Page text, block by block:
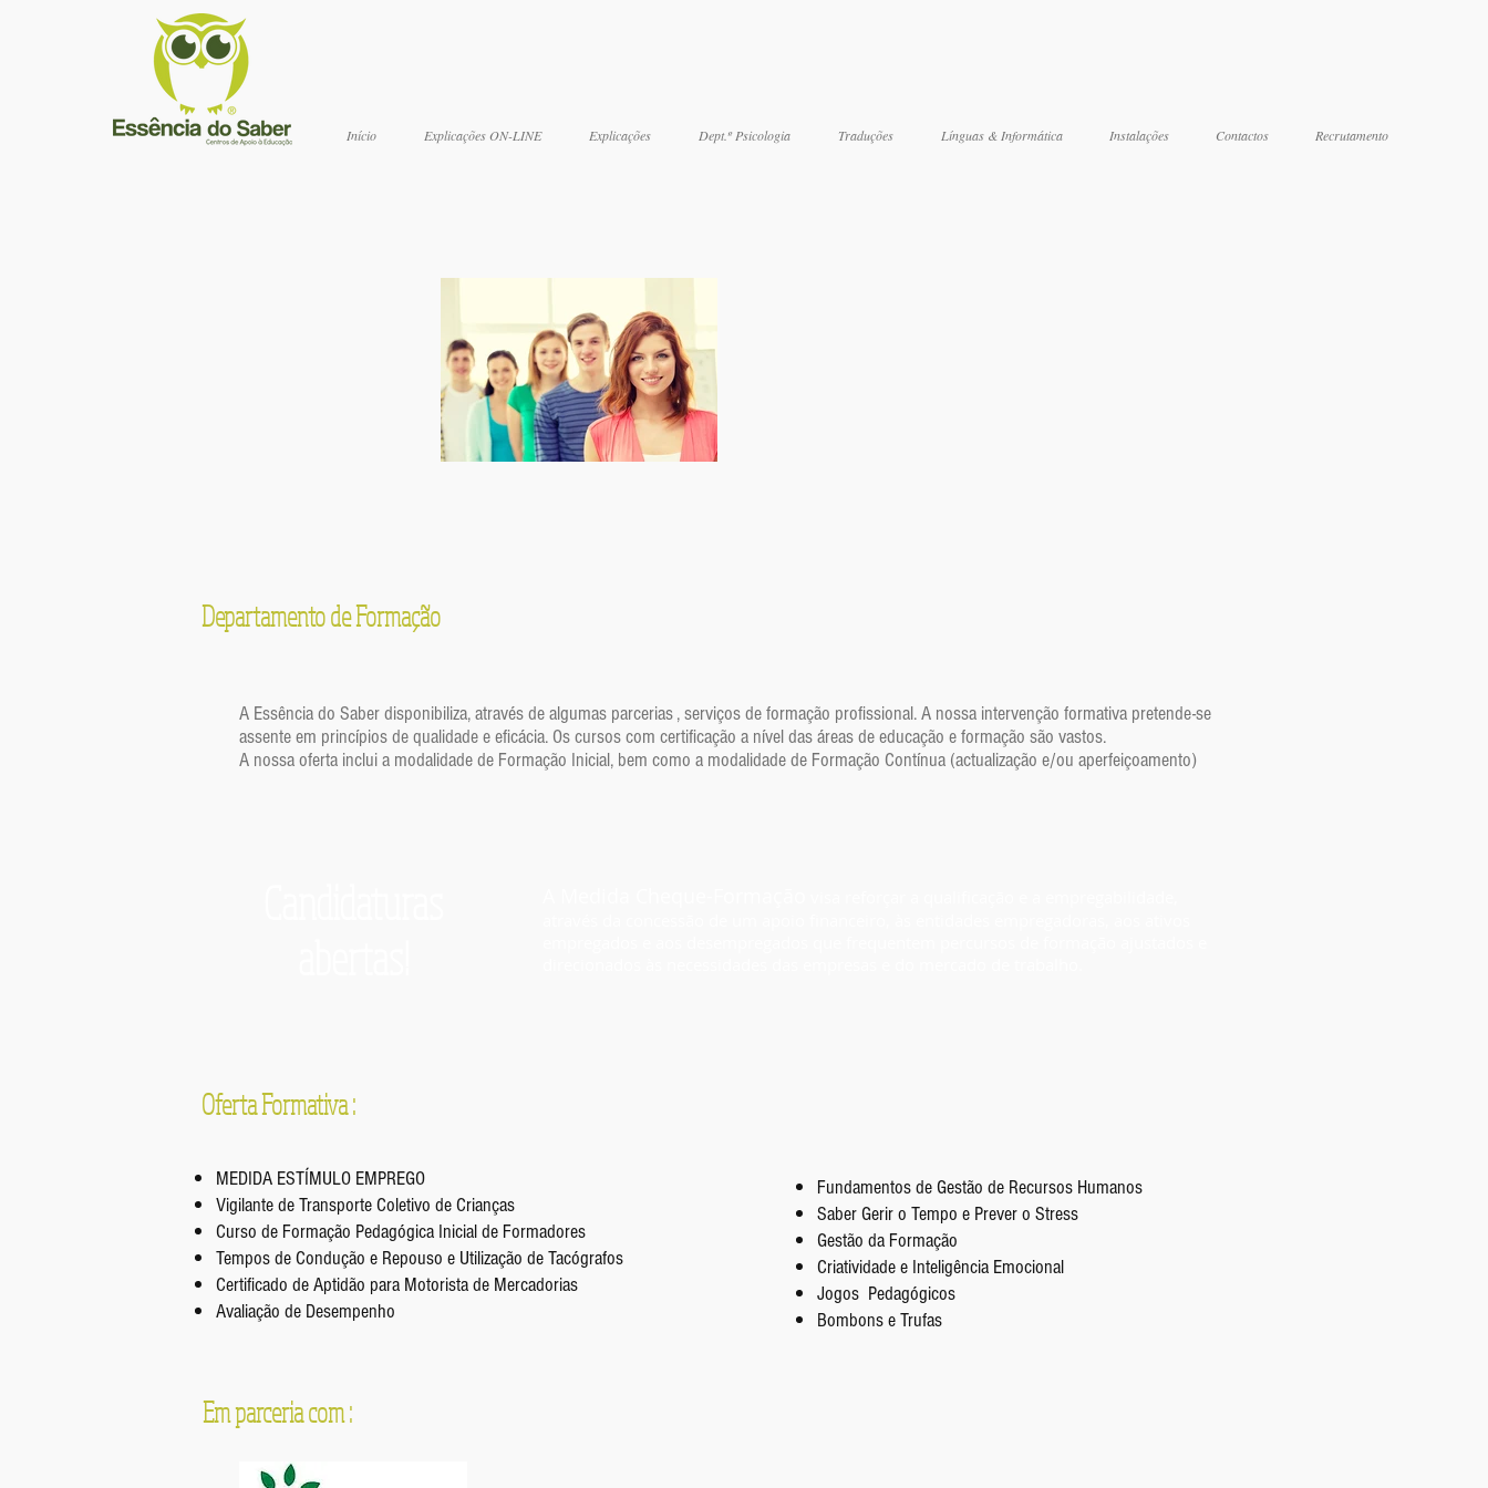
Início Explicações ON-LINE Explicações Dept.º Psicologia Traduções Línguas & Informática Instalações Contactos Recrutamento
Departamento de Formação
A Essência do Saber disponibiliza, através de algumas parcerias , serviços de formação profissional. A nossa intervenção formativa pretende-se
assente em princípios de qualidade e eficácia. Os cursos com certificação a nível das áreas de educação e formação são vastos.
A nossa oferta inclui a modalidade de Formação Inicial, bem como a modalidade de Formação Contínua (actualização e/ou aperfeiçoamento)
Oferta Formativa :
MEDIDA ESTÍMULO EMPREGO
Vigilante de Transporte Coletivo de Crianças
Curso de Formação Pedagógica Inicial de Formadores
Tempos de Condução e Repouso e Utilização de Tacógrafos
Certificado de Aptidão para Motorista de Mercadorias
Avaliação de Desempenho
Fundamentos de Gestão de Recursos Humanos
Saber Gerir o Tempo e Prever o Stress
Gestão da Formação
Criatividade e Inteligência Emocional
Jogos Pedagógicos
Bombons e Trufas
Em parceria com :